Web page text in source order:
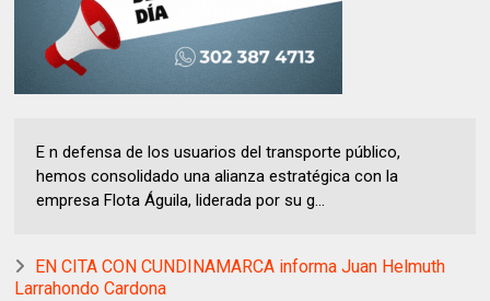
E n defensa de los usuarios del transporte público,
hemos consolidado una alianza estratégica con la
empresa Flota Águila, liderada por su g...
EN CITA CON CUNDINAMARCA informa Juan Helmuth
Larrahondo Cardona